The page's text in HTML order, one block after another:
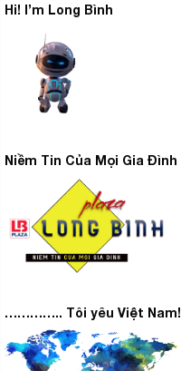
Hi! I’m Long Bình
Niềm Tin Của Mọi Gia Đình
………….. Tôi yêu Việt Nam!